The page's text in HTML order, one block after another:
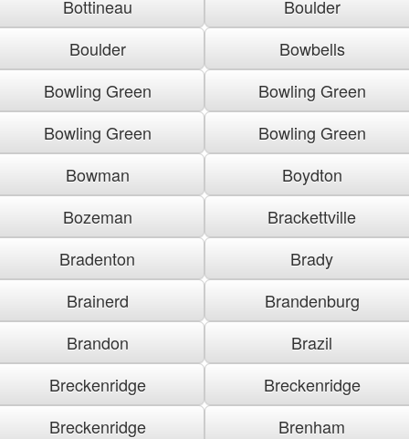
Bottineau
Boulder
Boulder
Bowbells
Bowling Green
Bowling Green
Bowling Green
Bowling Green
Bowman
Boydton
Bozeman
Brackettville
Bradenton
Brady
Brainerd
Brandenburg
Brandon
Brazil
Breckenridge
Breckenridge
Breckenridge
Brenham